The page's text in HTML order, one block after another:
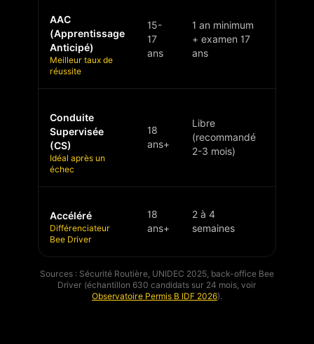
AAC
(Apprentissage
Anticipé)
Meilleur taux de
réussite
15-
17
ans
1 an minimum
+ examen 17
ans
Conduite
Supervisée
(CS)
Idéal après un
échec
18
ans+
Libre
(recommandé
2-3 mois)
Accéléré
Différenciateur
Bee Driver
18
ans+
2 à 4
semaines
Sources : Sécurité Routière, UNIDEC 2025, back-office Bee
Driver (échantillon 630 candidats sur 24 mois, voir
Observatoire Permis B IDF 2026).